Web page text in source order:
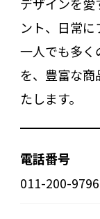
ント、日常に
一人でも多く
を、豊富な
たします。
電話番号
011-200-9796